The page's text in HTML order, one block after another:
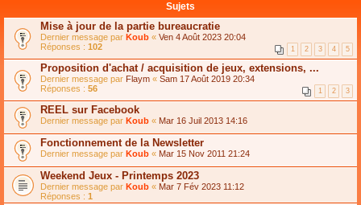
Sujets
Mise à jour de la partie bureaucratie
Dernier message par Koub « Ven 4 Août 2023 20:04
Réponses : 102 1 2 3 4 5
Proposition d'achat / acquisition de jeux, extensions, ...
Dernier message par Flaym « Sam 17 Août 2019 20:34
Réponses : 56 1 2 3
REEL sur Facebook
Dernier message par Koub « Mar 16 Juil 2013 14:16
Fonctionnement de la Newsletter
Dernier message par Koub « Mar 15 Nov 2011 21:24
Weekend Jeux - Printemps 2023
Dernier message par Koub « Mar 7 Fév 2023 11:12
Réponses : 1